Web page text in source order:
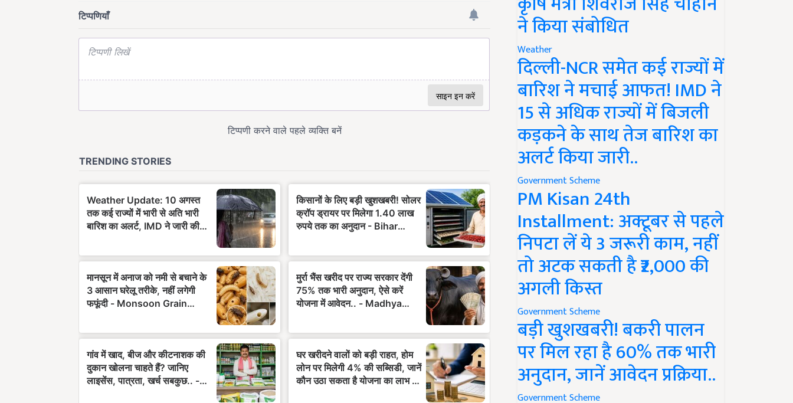
ने किया संबोधित
Weather
दिल्ली-NCR समेत कई राज्यों में
बारिश ने मचाई आफत! IMD ने
15 से अधिक राज्यों में बिजली
कड़कने के साथ तेज बारिश का
अलर्ट किया जारी..
Government Scheme
PM Kisan 24th
Installment: अक्टूबर से पहले
निपटा लें ये 3 जरूरी काम, नहीं
तो अटक सकती है ₹2,000 की
अगली किस्त
Government Scheme
बड़ी खुशखबरी! बकरी पालन
पर मिल रहा है 60% तक भारी
अनुदान, जानें आवेदन प्रक्रिया..
Government Scheme